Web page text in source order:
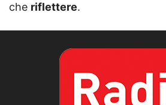
che riflettere.